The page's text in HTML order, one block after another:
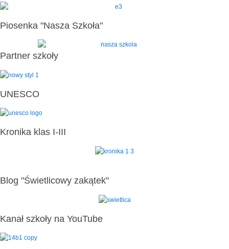
Piosenka "Nasza Szkoła"
Partner szkoły
UNESCO
Kronika klas I-III
Blog "Świetlicowy zakątek"
Kanał szkoły na YouTube